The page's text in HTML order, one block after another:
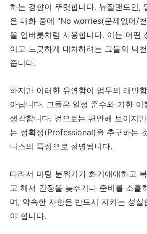
하는 경향이 뚜렷합니다. 뉴질랜드인,
은 대화 중에 "No worries(문제없어/
을 입버릇처럼 사용합니다. 이는 어떤
이고 느긋하게 대처하려는 그들의 낙
줍니다.
하지만 이러한 유연함이 업무의 태만
아닙니다. 그들은 일정 준수와 기한 이
생각합니다. 겉으로는 편안해 보이지
는 정확성(Professional)을 추구하는
니스의 특징으로 설명됩니다.
따라서 미팅 분위기가 화기애애하고
고 해서 긴장을 늦추거나 준비를 소홀
며, 약속한 사항은 반드시 지키는 성실
야 합니다.